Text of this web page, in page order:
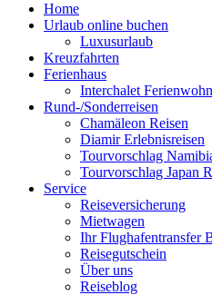
Home
Urlaub online buchen
Luxusurlaub
Kreuzfahrten
Ferienhaus
Interchalet
Rund-/Sonderreisen
Chamäleon Reisen
Diamir Erlebnisreisen
Tourvorschlag
Tourvorschlag Japan
Service
Reiseversicherung
Mietwagen
Ihr Flughafentransfer
Reisegutschein
Über uns
Reiseblog